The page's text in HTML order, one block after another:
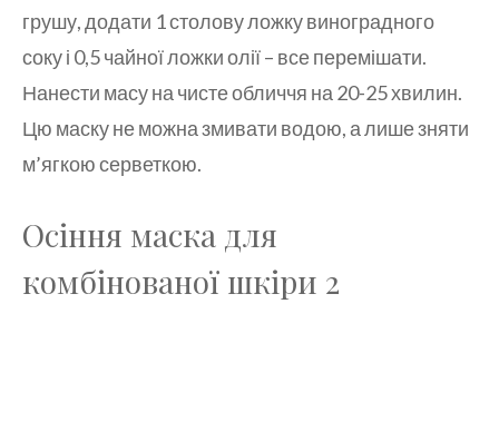
грушу, додати 1 столову ложку виноградного
соку і 0,5 чайної ложки олії – все перемішати.
Нанести масу на чисте обличчя на 20-25 хвилин.
Цю маску не можна змивати водою, а лише зняти
м’ягкою серветкою.
Осіння маска для
комбінованої шкіри 2